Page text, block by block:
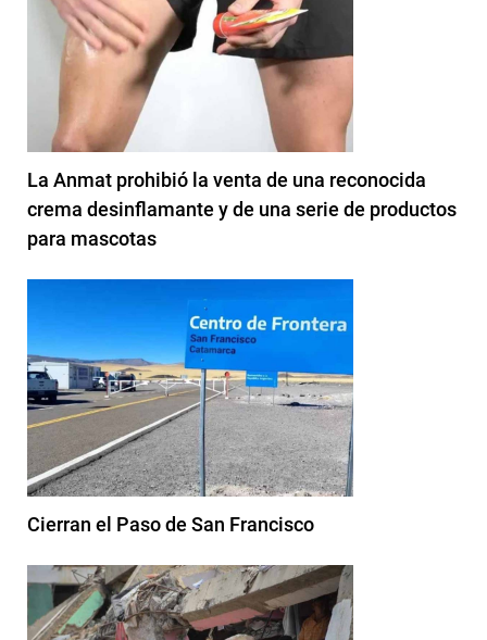
La Anmat prohibió la venta de una reconocida
crema desinflamante y de una serie de productos
para mascotas
Cierran el Paso de San Francisco